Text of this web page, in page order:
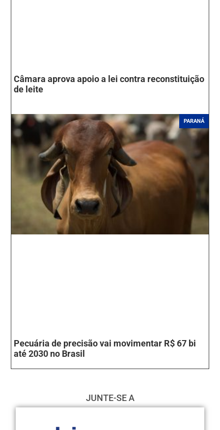
Câmara aprova apoio a lei contra reconstituição
de leite
PARANÁ
Pecuária de precisão vai movimentar R$ 67 bi
até 2030 no Brasil
JUNTE-SE A